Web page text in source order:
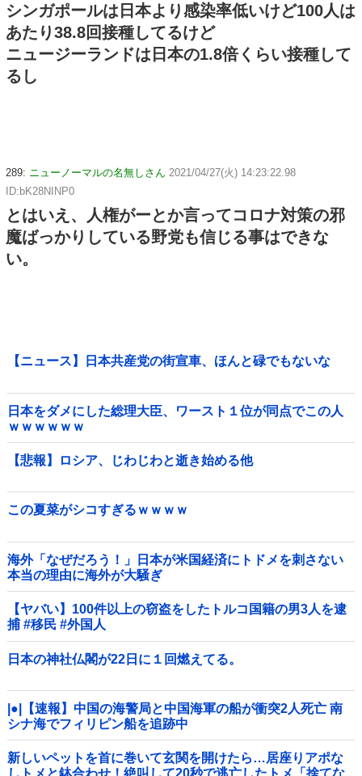
シンガポールは日本より感染率低いけど100人は
あたり38.8回接種してるけど
ニュージーランドは日本の1.8倍くらい接種して
るし
289: ニューノーマルの名無しさん 2021/04/27(火) 14:23:22.98
ID:bK28NINP0
とはいえ、人権がーとか言ってコロナ対策の邪
魔ばっかりしている野党も信じる事はできな
い。
【ニュース】日本共産党の街宣車、ほんと碌でもないな
日本をダメにした総理大臣、ワースト１位が同点でこの人
ｗｗｗｗｗｗ
【悲報】ロシア、じわじわと逝き始める他
この夏菜がシコすぎるｗｗｗｗ
海外「なぜだろう！」日本が米国経済にトドメを刺さない
本当の理由に海外が大騒ぎ
【ヤバい】100件以上の窃盗をしたトルコ国籍の男3人を逮
捕 #移民 #外国人
日本の神社仏閣が22日に１回燃えてる。
|●|【速報】中国の海警局と中国海軍の船が衝突2人死亡 南
シナ海でフィリピン船を追跡中
新しいペットを首に巻いて玄関を開けたら…居座りアポな